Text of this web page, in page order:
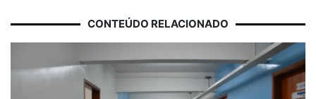
CONTEÚDO RELACIONADO